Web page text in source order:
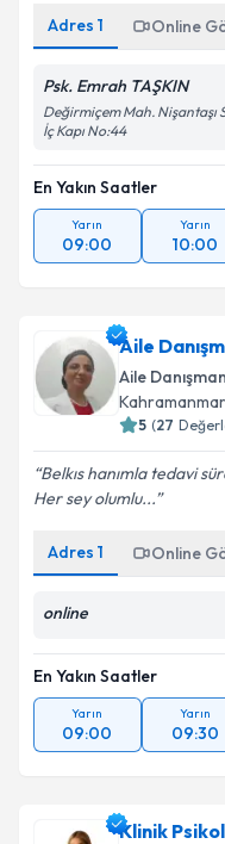
Adres 1 Online
Psk. Emrah TAŞKIN
Değirmiçem Mah. Nişantaşı
İç Kapı No:44
En Yakın Saatler
Yarın
09:00
Yarın
10:00
Aile
Aile
5 (27
Belkıs hanımla tedavi
Her sey olumlu...
Adres 1 Online
online
En Yakın Saatler
Yarın
09:00
Yarın
09:30
Klinik